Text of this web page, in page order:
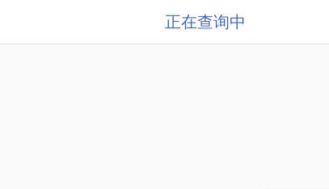
正在查询中